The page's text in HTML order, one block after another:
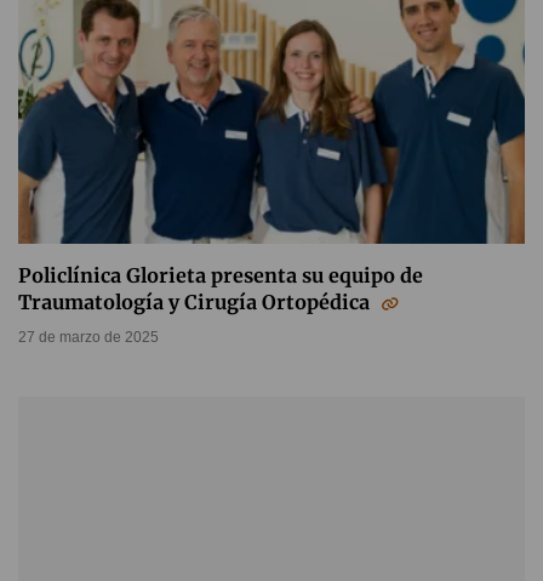
Policlínica Glorieta presenta su equipo de
Traumatología y Cirugía Ortopédica
27 de marzo de 2025